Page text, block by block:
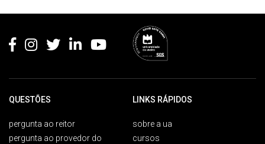
QUESTÕES
pergunta ao reitor
pergunta ao provedor do
LINKS RÁPIDOS
sobre a ua
cursos